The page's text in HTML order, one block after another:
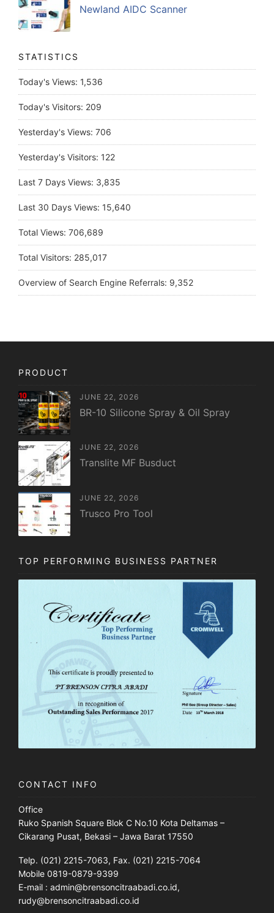
Newland AIDC Scanner
STATISTICS
Today's Views: 1,536
Today's Visitors: 209
Yesterday's Views: 706
Yesterday's Visitors: 122
Last 7 Days Views: 3,835
Last 30 Days Views: 15,640
Total Views: 706,689
Total Visitors: 285,017
Overview of Search Engine Referrals: 9,352
PRODUCT
JUNE 22, 2026
BR-10 Silicone Spray & Oil Spray
JUNE 22, 2026
Translite MF Busduct
JUNE 22, 2026
Trusco Pro Tool
TOP PERFORMING BUSINESS PARTNER
CONTACT INFO
Office
Ruko Spanish Square Blok C No.10 Kota Deltamas –
Cikarang Pusat, Bekasi – Jawa Barat 17550
Telp. (021) 2215-7063, Fax. (021) 2215-7064
Mobile 0819-0879-9399
E-mail : admin@brensoncitraabadi.co.id,
rudy@brensoncitraabadi.co.id